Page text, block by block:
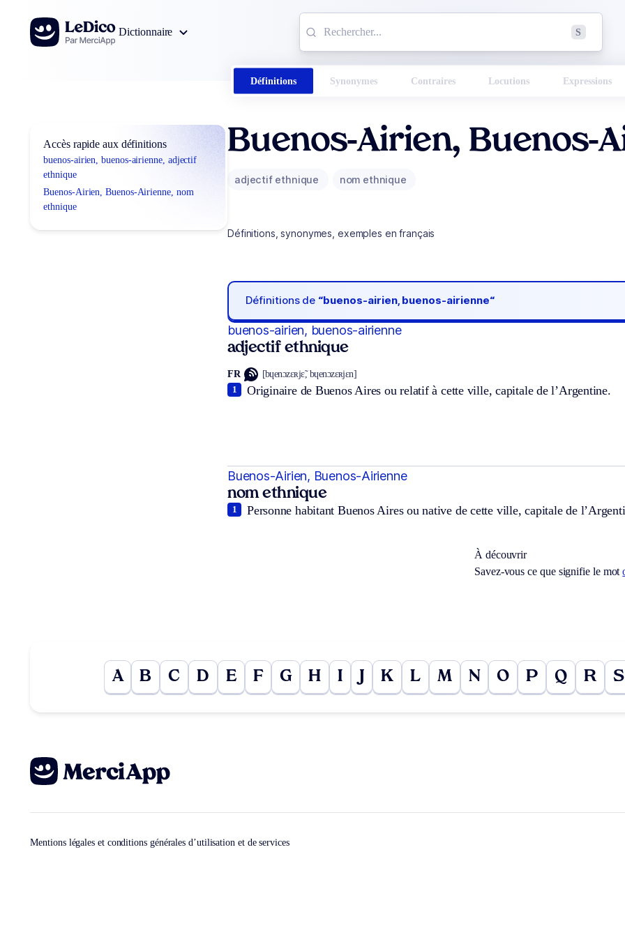
Aller au contenu
Dictionnaire
S
Définitions Synonymes Contraires Locutions Expressions
Accès rapide aux définitions
buenos-airien, buenos-airienne, adjectif
ethnique
Buenos-Airien, Buenos-Airienne, nom
ethnique
Buenos-Airien, Buenos-
adjectif ethnique nom ethnique
Définitions, synonymes, exemples en français
Définitions de “buenos-airien, buenos-airienne“
buenos-airien, buenos-airienne
adjectif ethnique
FR [bɥenɔzɛʀjɛ̃, bɥenɔzɛʀjɛn]
Originaire de Buenos Aires ou relatif à cette ville, capitale de l’Argentine.
1
Buenos-Airien, Buenos-Airienne
nom ethnique
Personne habitant Buenos Aires ou native de cette ville, capitale de
1
À découvrir
Savez-vous ce que signifie le mot
A B C D E F G H I K L M N O P Q R S
Mentions légales et conditions générales d’utilisation et de services